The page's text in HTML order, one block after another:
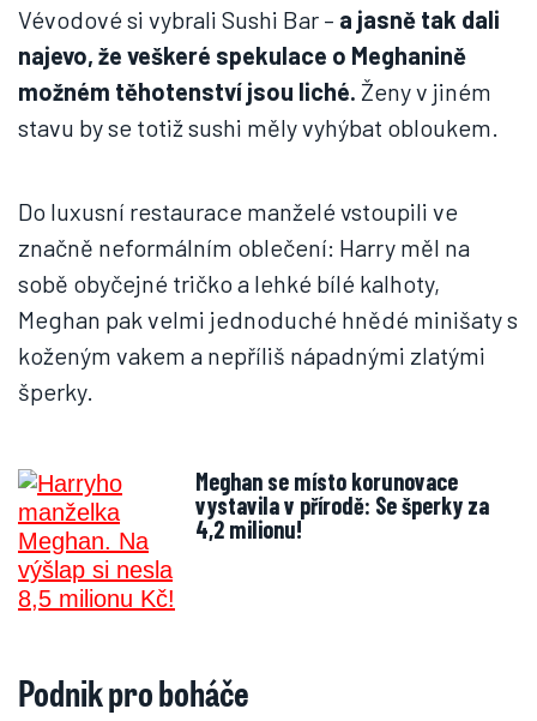
Vévodové si vybrali Sushi Bar – a jasně tak dali
najevo, že veškeré spekulace o Meghanině
možném těhotenství jsou liché. Ženy v jiném
stavu by se totiž sushi měly vyhýbat obloukem.
Do luxusní restaurace manželé vstoupili ve
značně neformálním oblečení: Harry měl na
sobě obyčejné tričko a lehké bílé kalhoty,
Meghan pak velmi jednoduché hnědé minišaty s
koženým vakem a nepříliš nápadnými zlatými
šperky.
Meghan se místo korunovace
vystavila v přírodě: Se šperky za
4,2 milionu!
Podnik pro boháče